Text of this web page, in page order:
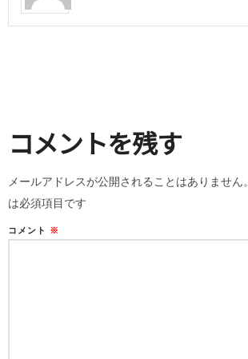
コメントを残す
メールアドレスが公開されることはありません。
は必須項目です
コメント ※